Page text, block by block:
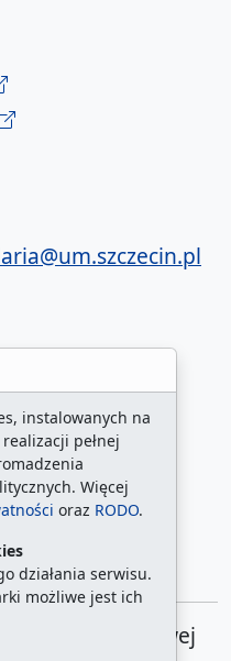
instalowanych na
pełnej
Więcej
oraz RODO.
działania serwisu.
możliwe jest ich
Armii Krajowej